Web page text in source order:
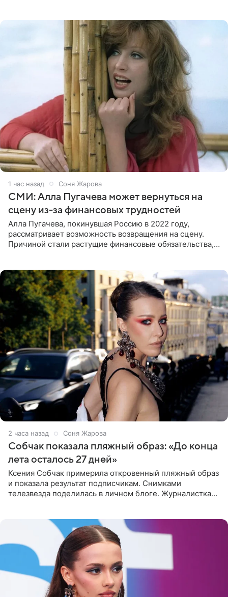
2 часа назад Соня Жарова
СМИ: Алла Пугачева может вернуться на
сцену из-за финансовых трудностей
Алла Пугачева, покинувшая Россию в 2022 году,
рассматривает возможность возвращения на сцену.
Причиной стали растущие финансовые обязательства,
2 часа назад Соня Жарова
Собчак показала пляжный образ: «До конца
лета осталось 27 дней»
Ксения Собчак примерила откровенный пляжный образ
и показала результат подписчикам. Снимками
телезвезда поделилась в личном блоге. Журналистка